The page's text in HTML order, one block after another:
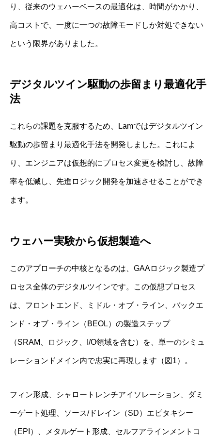
り、従来のウェハーベースの最適化は、時間がかかり、
高コストで、一度に一つの故障モードしか対処できない
という限界がありました。
デジタルツイン駆動の歩留まり最適化手
法
これらの課題を克服するため、Lamではデジタルツイン
駆動の歩留まり最適化手法を開発しました。これによ
り、エンジニアは仮想的にプロセス変更を検討し、故障
率を低減し、先進ロジック開発を加速させることができ
ます。
ウェハー実験から仮想製造へ
このアプローチの中核となるのは、GAAロジック製造プ
ロセス全体のデジタルツインです。この仮想プロセス
は、フロントエンド、ミドル・オブ・ライン、バックエ
ンド・オブ・ライン（BEOL）の製造ステップ
（SRAM、ロジック、I/O領域を含む）を、単一のシミュ
レーションドメイン内で忠実に再現します（図1）。
フィン形成、シャロートレンチアイソレーション、ダミ
ーゲート処理、ソース/ドレイン（SD）エピタキシー
（EPI）、メタルゲート形成、セルフアラインメントコ